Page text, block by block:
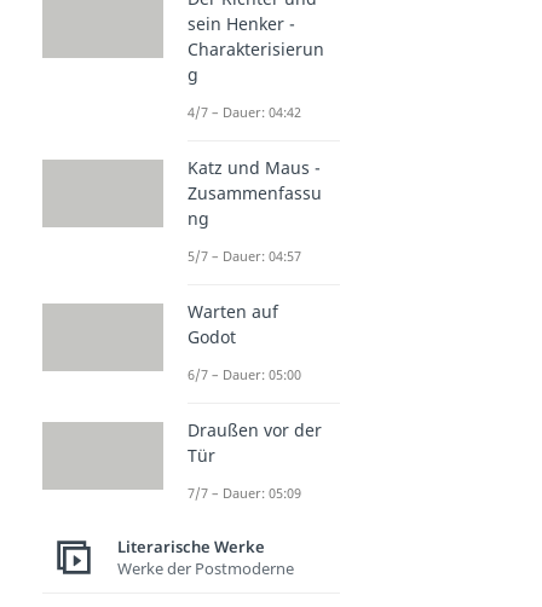
sein Henker -
Charakterisierun
g
4/7 – Dauer: 04:42
Katz und Maus -
Zusammenfassu
ng
5/7 – Dauer: 04:57
Warten auf
Godot
6/7 – Dauer: 05:00
Draußen vor der
Tür
7/7 – Dauer: 05:09
Literarische Werke
Werke der Postmoderne